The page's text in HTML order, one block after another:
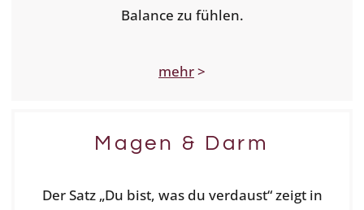
Balance zu fühlen.
mehr>
Magen & Darm
Der Satz „Du bist, was du verdaust“ zeigt in